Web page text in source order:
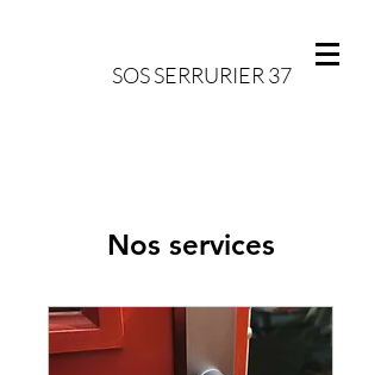
SOS SERRURIER 37
Nos services